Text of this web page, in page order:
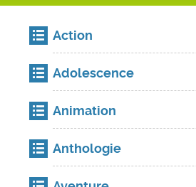
Action
Adolescence
Animation
Anthologie